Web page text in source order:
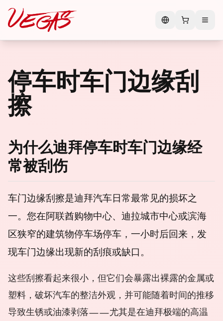
停车时车门边缘刮
擦
为什么迪拜停车时车门边缘经
常被刮伤
车门边缘刮擦是迪拜汽车日常最常见的损坏之
一。您在阿联酋购物中心、迪拉城市中心或滨海
区狭窄的建筑物停车场停车，一小时后回来，发
现车门边缘出现新的刮痕或缺口。
这些刮擦看起来很小，但它们会暴露出裸露的金属或
塑料，破坏汽车的整洁外观，并可能随着时间的推移
导致生锈或油漆剥落——尤其是在迪拜极端的高温